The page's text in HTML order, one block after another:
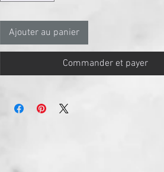
Ajouter au panier
Commander et payer